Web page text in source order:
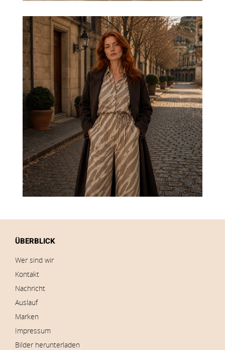
ÜBERBLICK
Wer sind wir
Kontakt
Nachricht
Auslauf
Marken
Impressum
Bilder herunterladen